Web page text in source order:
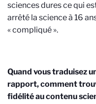
sciences dures ce qui
arrêté la science à 16
« compliqué ».
Quand vous traduisez
rapport, comment
fidélité au contenu